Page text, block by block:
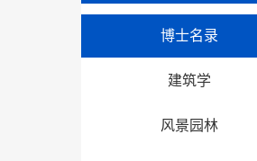
博士名录
建筑学
风景园林